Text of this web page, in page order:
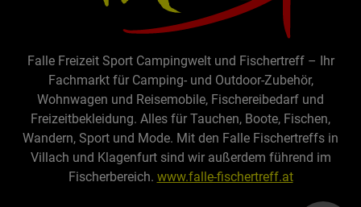
Falle Freizeit Sport Campingwelt und Fischertreff – Ihr
Fachmarkt für Camping- und Outdoor-Zubehör,
Wohnwagen und Reisemobile, Fischereibedarf und
Freizeitbekleidung. Alles für Tauchen, Boote, Fischen,
Wandern, Sport und Mode. Mit den Falle Fischertreffs in
Villach und Klagenfurt sind wir außerdem führend im
Fischerbereich. www.falle-fischertreff.at